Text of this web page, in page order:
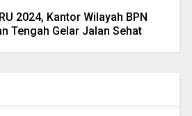
2024, Kantor Wilayah BPN
Tengah Gelar Jalan Sehat